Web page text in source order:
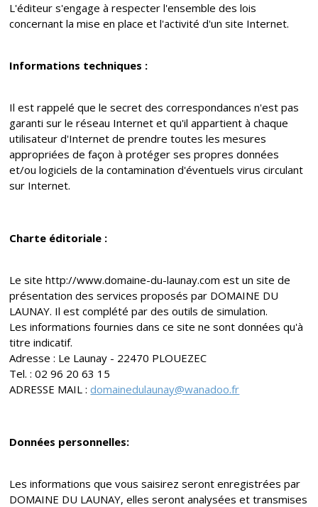
L'éditeur s'engage à respecter l'ensemble des lois
concernant la mise en place et l'activité d'un site Internet.
Informations techniques :
Il est rappelé que le secret des correspondances n'est pas
garanti sur le réseau Internet et qu'il appartient à chaque
utilisateur d'Internet de prendre toutes les mesures
appropriées de façon à protéger ses propres données
et/ou logiciels de la contamination d'éventuels virus circulant
sur Internet.
Charte éditoriale :
Le site http://www.domaine-du-launay.com est un site de
présentation des services proposés par DOMAINE DU
LAUNAY. Il est complété par des outils de simulation.
Les informations fournies dans ce site ne sont données qu'à
titre indicatif.
Adresse : Le Launay - 22470 PLOUEZEC
Tel. : 02 96 20 63 15
ADRESSE MAIL :domainedulaunay@wanadoo.fr
Données personnelles:
Les informations que vous saisirez seront enregistrées par
DOMAINE DU LAUNAY, elles seront analysées et transmises